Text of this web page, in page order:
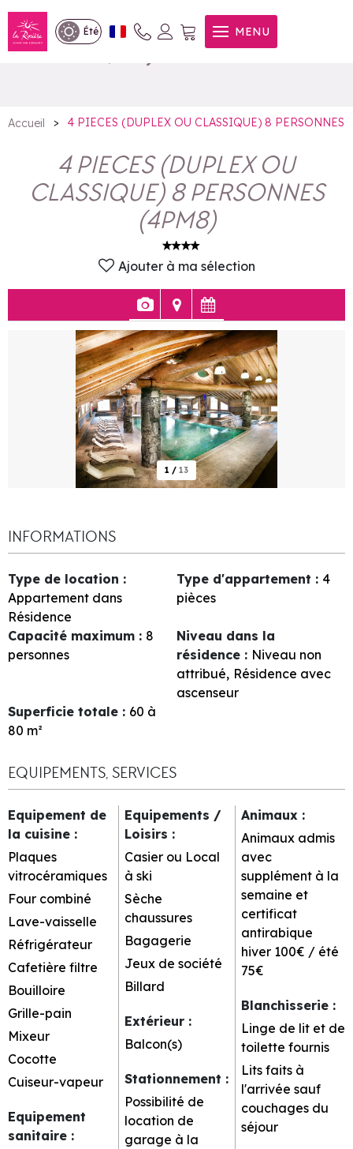
Été MENU
4 PIECES (DUPLEX OU
CLASSIQUE) 8 PERSONNES
Accueil > 4 PIECES (DUPLEX OU CLASSIQUE) 8 PERSONNES
4 PIECES (DUPLEX OU
CLASSIQUE) 8 PERSONNES
(4PM8)
Ajouter à ma sélection
1 / 13
INFORMATIONS
Type de location :
Appartement dans
Résidence
Type d'appartement : 4
pièces
Capacité maximum : 8
personnes
Niveau dans la
résidence : Niveau non
attribué Résidence avec
ascenseur
Superficie totale : 60 à
80 m²
EQUIPEMENTS, SERVICES
Equipement de
la cuisine :
Plaques
vitrocéramiques
Four combiné
Lave-vaisselle
Réfrigérateur
Cafetière filtre
Bouilloire
Grille-pain
Mixeur
Cocotte
Cuiseur-vapeur
Equipement
sanitaire :
Equipements /
Loisirs :
Casier ou Local
à ski
Sèche
chaussures
Bagagerie
Jeux de société
Billard
Extérieur :
Balcon(s)
Stationnement :
Possibilité de
location de
garage à la
Animaux :
Animaux admis
avec
supplément à la
semaine et
certificat
antirabique
hiver 100€ / été
75€
Blanchisserie :
Linge de lit et de
toilette fournis
Lits faits à
l'arrivée sauf
couchages du
séjour